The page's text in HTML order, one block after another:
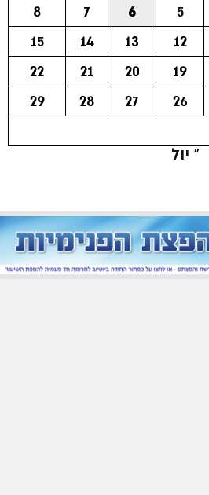
5
6
7
8
12
13
14
15
19
20
21
22
26
27
28
29
« יול